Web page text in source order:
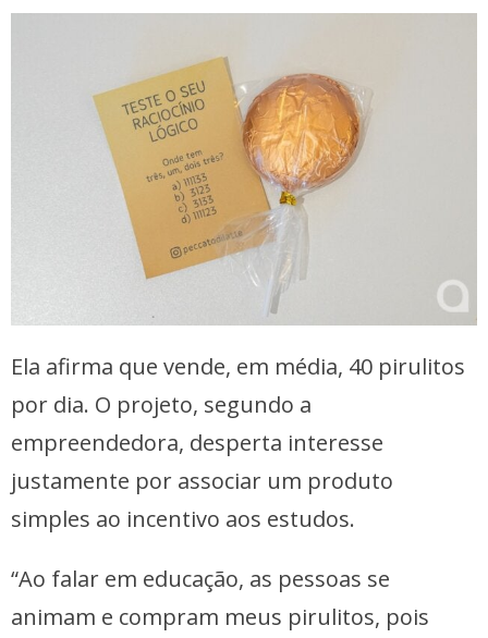
Ela afirma que vende, em média, 40 pirulitos
por dia. O projeto, segundo a
empreendedora, desperta interesse
justamente por associar um produto
simples ao incentivo aos estudos.
“Ao falar em educação, as pessoas se
animam e compram meus pirulitos, pois